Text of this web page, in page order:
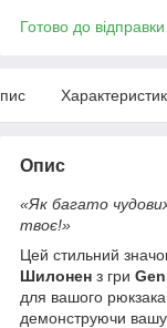
Готово до відправки
Опис
«Як багато
твоє!»
Цей стильний
Шилонен з гри
для вашого рюкзака
демонструючи